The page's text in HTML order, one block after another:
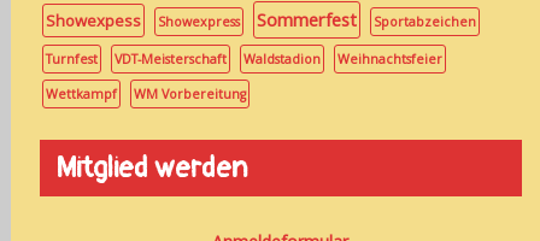
Showexpess Showexpress Sommerfest Sportabzeichen
Turnfest VDT-Meisterschaft Waldstadion Weihnachtsfeier
Wettkampf WM Vorbereitung
Mitglied werden